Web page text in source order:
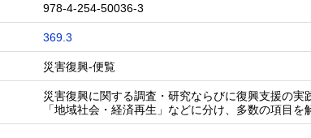
978-4-254-50036-3
369.3
災害復興-便覧
災害復興に関する調査・研究ならびに復興支援の実
「地域社会・経済再生」などに分け、多数の項目